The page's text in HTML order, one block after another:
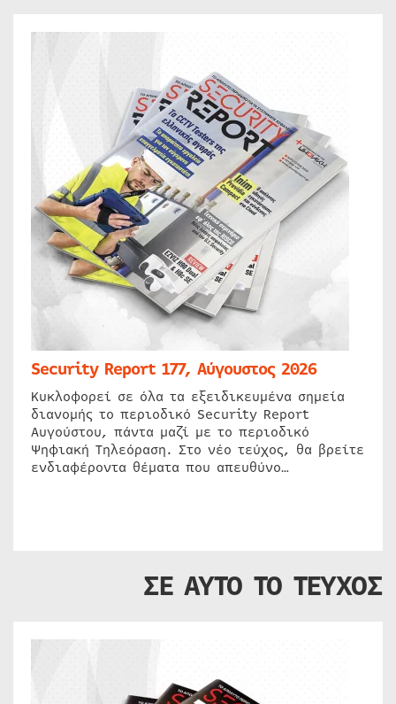
Security Report 177, Αύγουστος 2026
Κυκλοφορεί σε όλα τα εξειδικευμένα σημεία
διανομής το περιοδικό Security Report
Αυγούστου, πάντα μαζί με το περιοδικό
Ψηφιακή Τηλεόραση. Στο νέο τεύχος, θα βρείτε
ενδιαφέροντα θέματα που απευθύνο…
ΣΕ ΑΥΤΟ ΤΟ ΤΕΥΧΟΣ